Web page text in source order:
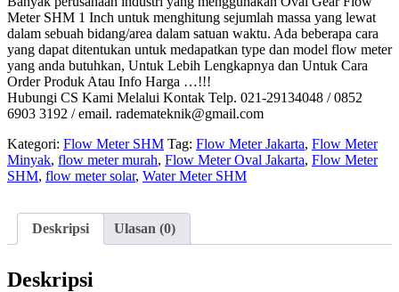
Meter SHM 1 Inch untuk menghitung sejumlah massa yang lewat
dalam sebuah bidang/area dalam satuan waktu. Ada beberapa cara
yang dapat ditentukan untuk medapatkan type dan model flow meter
yang anda butuhkan, Untuk Lebih Lengkapnya dan Untuk Cara
Order Produk Atau Info Harga …!!!
Hubungi CS Kami Melalui Kontak Telp. 021-29134048 / 0852
6903 3192 / email. rademateknik@gmail.com
Kategori: Flow Meter SHM Tag: Flow Meter Jakarta, Flow Meter
Minyak, flow meter murah, Flow Meter Oval Jakarta, Flow Meter
SHM, flow meter solar, Water Meter SHM
Deskripsi Ulasan (0)
Deskripsi